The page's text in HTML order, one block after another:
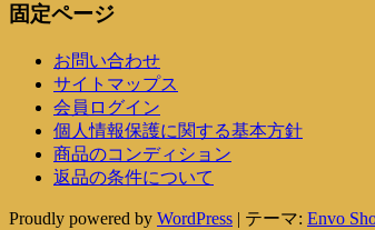
固定ページ
お問い合わせ
サイトマップス
会員ログイン
個人情報保護に関する基本方針
商品のコンディション
返品の条件について
Proudly powered by WordPress | テーマ: Envo